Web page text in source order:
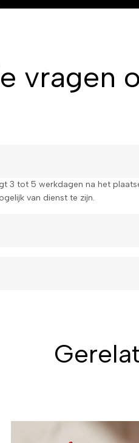
vragen
3 tot 5 werkdagen na het
van dienst te zijn.